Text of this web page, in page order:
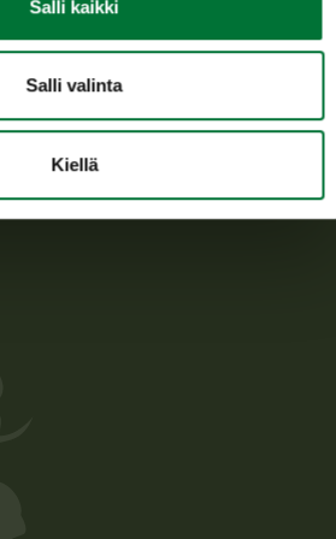
Salli kaikki
Salli valinta
Kiellä